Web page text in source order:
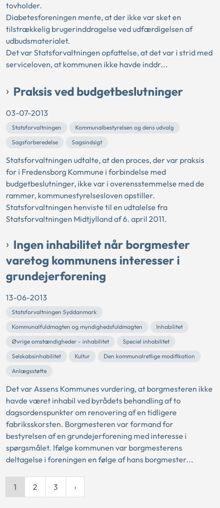
tovholder.
Diabetesforeningen mente, at der ikke var sket en
tilstrækkelig brugerinddragelse ved udfærdigelsen af
udbudsmaterialet.
Det var Statsforvaltningen opfattelse, at det var i strid med
serviceloven, at kommunen ikke havde inddr...
Praksis ved budgetbeslutninger
03-07-2013
Statsforvaltningen
Kommunalbestyrelsen og dens udvalg
Sagsforberedelse
Sagsindsigt
Statsforvaltningen udtalte, at den proces, der var praksis
for i Fredensborg Kommune i forbindelse med
budgetbeslutninger, ikke var i overensstemmelse med de
rammer, kommunestyrelsesloven opstiller.
Statsforvaltningen henviste til en udtalelse fra
Statsforvaltningen Midtjylland af 6. april 2011.
Ingen inhabilitet når borgmester
varetog kommunens interesser i
grundejerforening
13-06-2013
Statsforvaltningen Syddanmark
Kommunalfuldmagten og myndighedsfuldmagten
Inhabilitet
Øvrige omstændigheder - inhabilitet
Speciel inhabilitet
Selskabsinhabilitet
Kultur
Den kommunalretlige modifikation
Anlægsstøtte
Det var Assens Kommunes vurdering, at borgmesteren ikke
havde været inhabil ved byrådets behandling af to
dagsordenspunkter om renovering af en tidligere
fabriksskorsten. Borgmesteren var formand for
bestyrelsen af en grundejerforening med interesse i
spørgsmålet. Ifølge kommunen var borgmesterens
deltagelse i foreningen en følge af hans borgmester...
1 2 3